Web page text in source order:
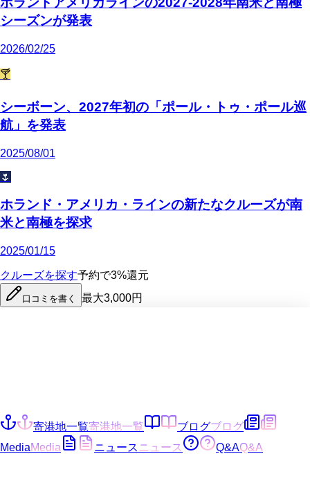
シーズンが発表
2026/02/25
🍸
シーボーン、2027年初の「ポール・トゥ・ポール巡
航」を発表
2025/08/01
🌷
ホランド・アメリカ・ラインの新たなクルーズが南
米と南極を探求
2025/01/15
クルーズを探す予約で3%還元
口コミを書く 最大3,000円
寄港地一覧寄港地一覧 ブログブログ
MediaMedia ニュース ニュース Q&AQ&A